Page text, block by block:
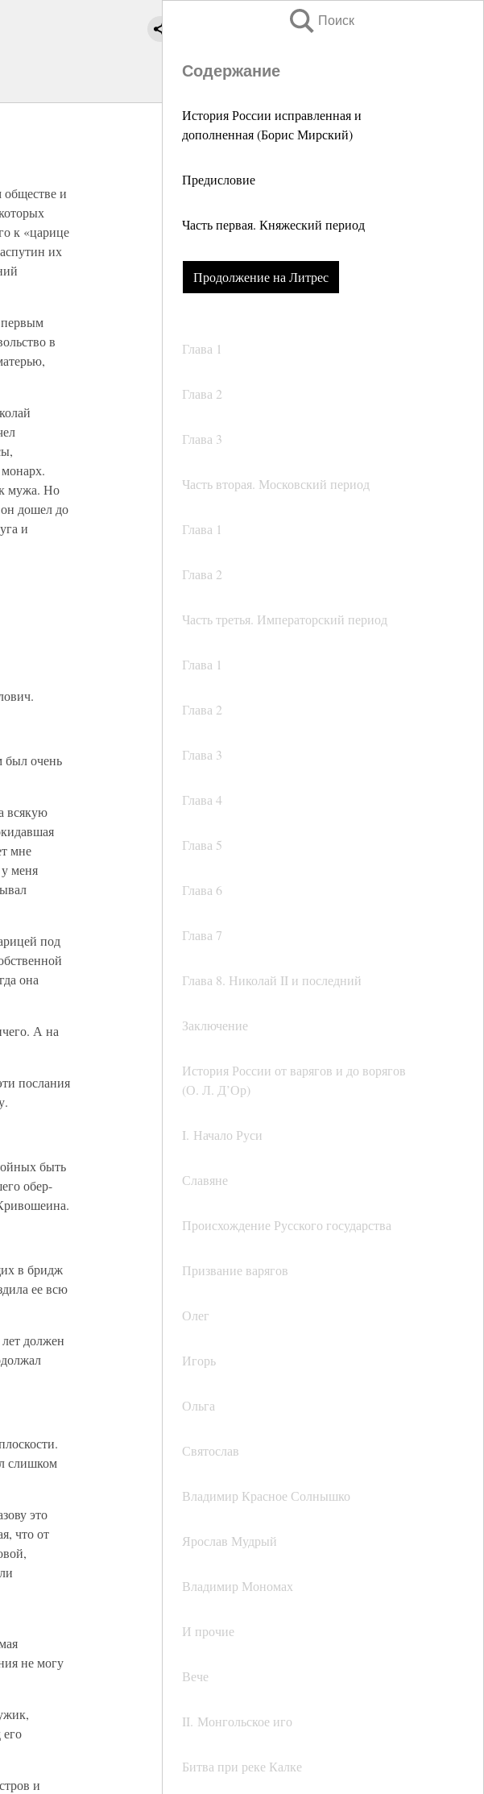
Поиск
Содержание
История России исправленная и
дополненная (Борис Мирский)
Предисловие
Часть первая. Княжеский период
Продолжение на Литрес
Глава 1
Глава 2
Глава 3
Часть вторая. Московский период
Глава 1
Глава 2
Часть третья. Императорский период
Глава 1
Глава 2
Глава 3
Глава 4
Глава 5
Глава 6
Глава 7
Глава 8. Николай II и последний
Заключение
История России от варягов и до ворягов
(О. Л. Д’Ор)
I. Начало Руси
Славяне
Происхождение Русского государства
Призвание варягов
Олег
Игорь
Ольга
Святослав
Владимир Красное Солнышко
Ярослав Мудрый
Владимир Мономах
И прочие
Вече
II. Монгольское иго
Битва при реке Калке
и
к «царице
их
первым
в
мужа. Но
дошел до
и
был очень
всякую
мне
меня
под
она
А на
послания
быть
обер-
в бридж
ее всю
должен
слишком
это
что от
не могу
и